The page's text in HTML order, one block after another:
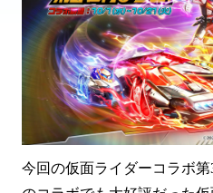
今回の仮面ライダーコラボ